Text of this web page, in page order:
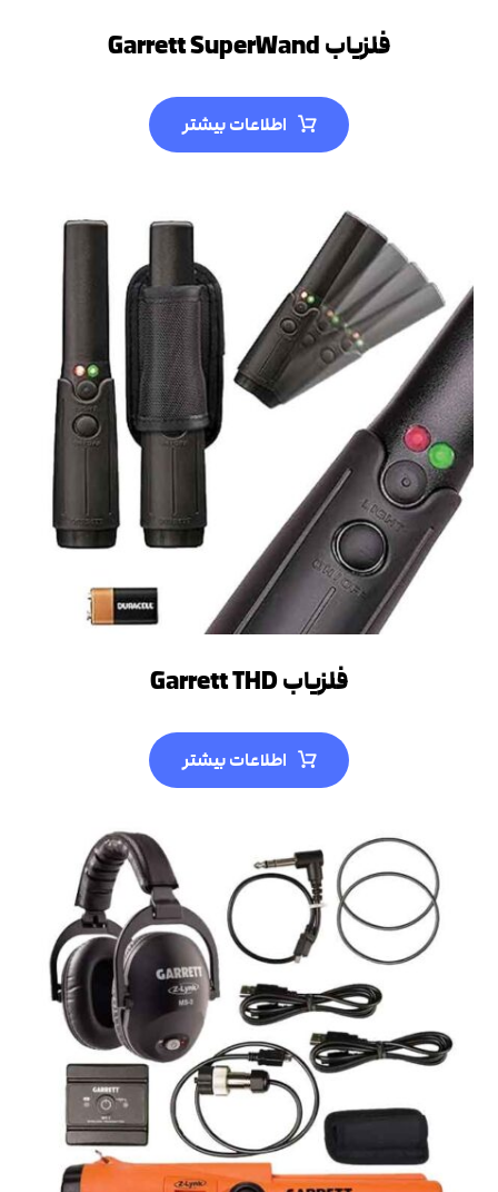
فلزیاب Garrett SuperWand
اطلاعات بیشتر
فلزیاب Garrett THD
اطلاعات بیشتر